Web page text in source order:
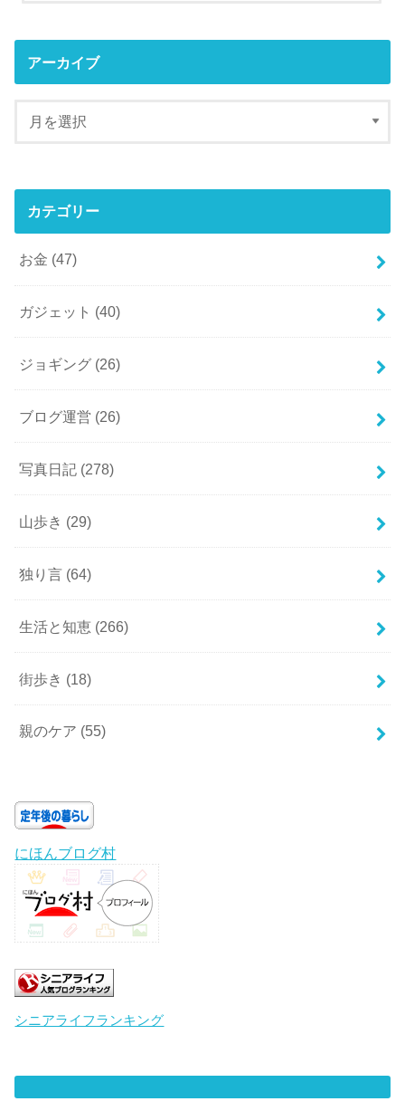
アーカイブ
カテゴリー
お金 (47)
ガジェット (40)
ジョギング (26)
ブログ運営 (26)
写真日記 (278)
山歩き (29)
独り言 (64)
生活と知恵 (266)
街歩き (18)
親のケア (55)
にほんブログ村
シニアライフランキング